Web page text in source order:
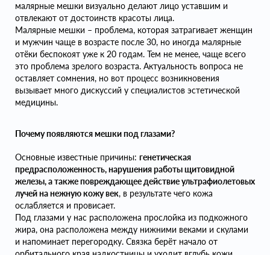
малярные мешки визуально делают лицо уставшим и
отвлекают от достоинств красоты лица.
Малярные мешки – проблемa, которая затрагивает женщин
и мужчин чаще в возрасте после 30, но иногда малярные
отёки беспокоят уже к 20 годам. Тем не менее, чаще всего
это проблема зрелого возраста. Актуальность вопроса не
оставляет сомнения, но вот процесс возникновения
вызывает много дискуссий у специалистов эстетической
медицины.
Почему появляются мешки под глазами?
Основные известные причины: генетическая
предрасположенность, нарушения работы щитовидной
железы, а также повреждающее действие ультрафиолетовых
лучей на нежную кожу век, в результате чего кожа
ослабляется и провисает.
Под глазами у нас расположена прослойка из подкожного
жира, она расположена между нижними веками и скулами
и напоминает перегородку. Связка берёт начало от